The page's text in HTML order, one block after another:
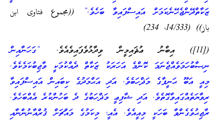
ޒަކާތްދޭންޖެހޭނެކަމަށް އައިސްފައިވާ ބަހެވެ.”
((مجموع فتاوى ابن
باز)) (14/333، 234)
([11]) އިބްނު ޢުޘައިމީން ވިދާޅުވެފައިވެއެވެ.
“ގަހަނާއިން
ނިޞާބުހަމަވެއްޖެނަމަ ކޮންމެ އަހަރަކު ޒަކާތް ދެއްކުމަކީ ވާޖިބުކަމެކެވެ.
މިއީ އަބޫ ޙަނީފާގެ މަޛްހަބެވެ. އަދި އަޙްމަދުގެ ކިބައިން އައިސްފައިވާ
ރިވާޔަތެއްގައިވާގޮތެވެ. އަދި ޝާފިޢީ މަޛްހަބުގެ ދެ ބަހުންކުރެ އެއްބަހެވެ.
ރާޖިޙުވެގެންވާ ބަހަކީ މިއީއެވެ. އެއީ؛ މިކަމުގެ މައްޗަށް ޤުރްއާނުންނާއި